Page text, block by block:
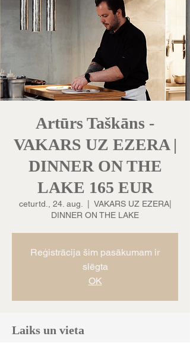
Artūrs Taškāns -
VAKARS UZ EZERA |
DINNER ON THE
LAKE 165 EUR
ceturtd., 24. aug.
VAKARS UZ EZERA|
DINNER ON THE LAKE
Reģistrācija šim pasākumam ir
slēgta
OK
Laiks un vieta